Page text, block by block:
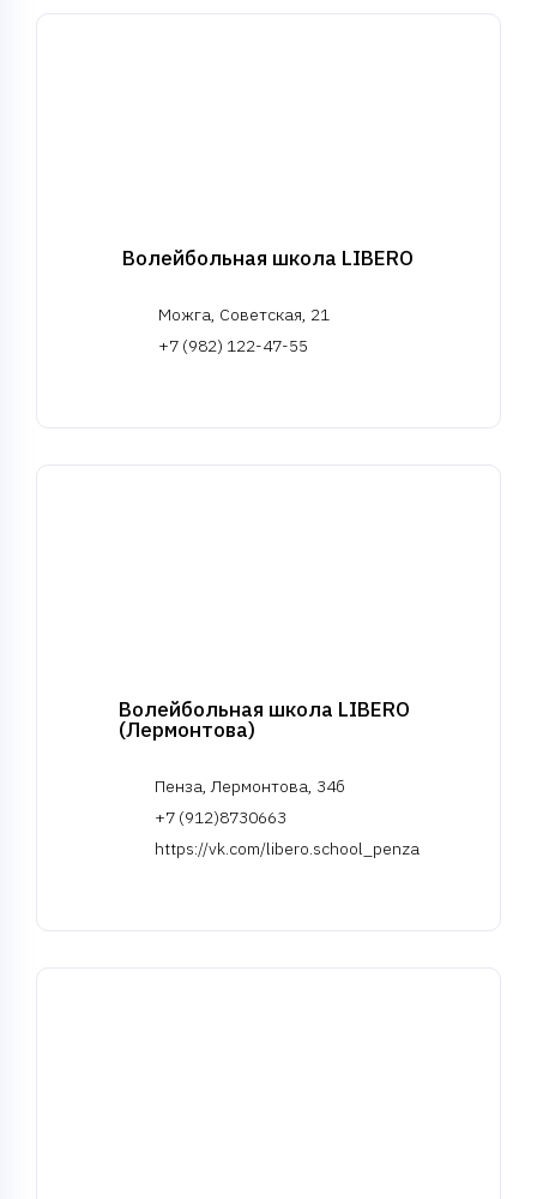
Волейбольная школа LIBERO
Можга, Советская, 21
+7 (982) 122-47-55
Волейбольная школа LIBERO
(Лермонтова)
Пенза, Лермонтова, 34б
+7 (912)8730663
https://vk.com/libero.school_penza